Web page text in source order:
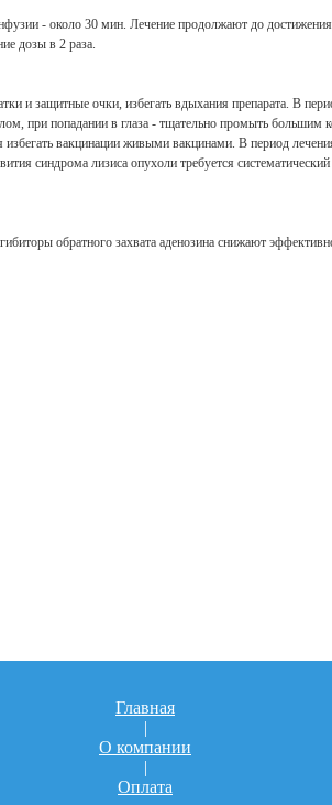
- около 30 мин. Лечение продолжают до
дозы в 2 раза.
и защитные очки, избегать вдыхания препарата. В
при попадании в глаза - тщательно промыть большим
вакцинации живыми вакцинами. В период
синдрома лизиса опухоли требуется
обратного захвата аденозина снижают
Главная
|
О компании
|
Оплата